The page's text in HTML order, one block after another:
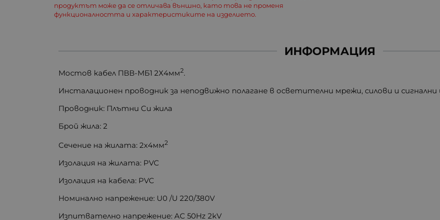
продуктът може да се отличава външно, като това не променя
функционалността и характеристиките на изделието.
ИНФОРМАЦИЯ
Мостов кабел ПВВ-МБ1 2Х4мм2.
Инсталационен проводник за неподвижно полагане в осветителни мрежи, силови и сигнални
Проводник: Плътни Cu жила
Брой жила: 2
Сечение на жилата: 2х4мм2
Изолация на жилата: PVC
Изолация на кабела: PVC
Номинално напрежение: U0 /U 220/380V
Изпитвателно напрежение: AC 50Hz 2kV